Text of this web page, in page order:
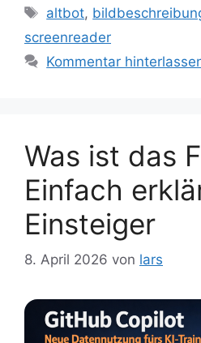
Schlagwörter
altbot,
screenreader
Kommentar
Was ist das
Einfach
Einsteiger
8. April 2026 von lars